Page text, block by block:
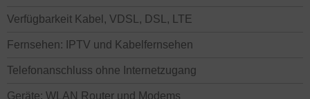
Verfügbarkeit Kabel, VDSL, DSL, LTE
Fernsehen: IPTV und Kabelfernsehen
Telefonanschluss ohne Internetzugang
Geräte: WLAN Router und Modems